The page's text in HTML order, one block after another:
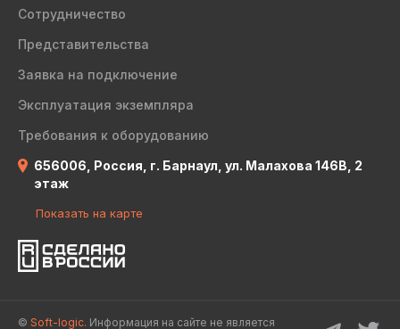
Сотрудничество
Представительства
Заявка на подключение
Эксплуатация экземпляра
Требования к оборудованию
656006, Россия, г. Барнаул, ул. Малахова 146В, 2
этаж
Показать на карте
© Soft-logic. Информация на сайте не является